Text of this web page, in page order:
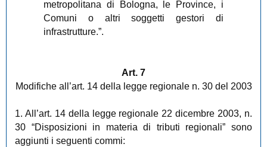
metropolitana di Bologna, le Province, i
Comuni o altri soggetti gestori di
infrastrutture.”.
Art. 7
Modifiche all’art. 14 della legge regionale n. 30 del 2003
1. All’art. 14 della legge regionale 22 dicembre 2003, n.
30 “Disposizioni in materia di tributi regionali” sono
aggiunti i seguenti commi: